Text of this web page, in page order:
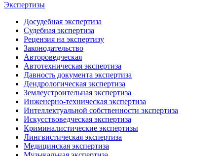
Экспертизы
Досудебная экспертиза
Судебная экспертиза
Рецензия на экспертизу
Законодательство
Автороведческая
Автотехническая экспертиза
Давность документа экспертиза
Дендрологическая экспертиза
Землеустроительная экспертиза
Инженерно-техническая экспертиза
Интеллектуальной собственности экспертиза
Искусствоведческая экспертиза
Криминалистические экспертизы
Лингвистическая экспертиза
Медицинская экспертиза